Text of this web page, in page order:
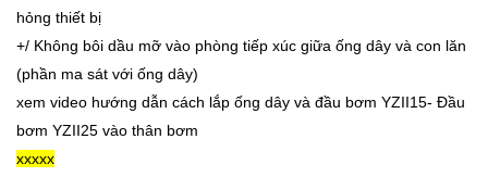
hỏng thiết bị
+/ Không bôi dầu mỡ vào phòng tiếp xúc giữa ống dây và con lăn
(phần ma sát với ống dây)
xem video hướng dẫn cách lắp ống dây và đầu bơm YZII15- Đầu
bơm YZII25 vào thân bơm
xxxxx